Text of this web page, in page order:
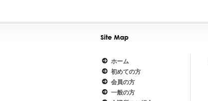
ホーム
初めての方
会員の方
一般の方